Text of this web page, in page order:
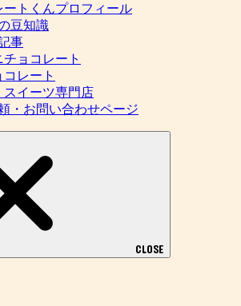
ートくんプロフィール
豆知識
事
チョコレート
レート
スイーツ専門店
・お問い合わせページ
CLOSE